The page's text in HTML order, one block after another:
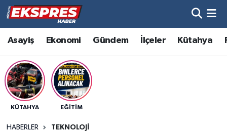
Asayiş Ekonomi Gündem İlçeler Kütahya
KÜTAHYA EĞITIM
HABERLER TEKNOLOJI
Altıntaş
Asayiş
Aslanapa
Hava Durumu
Trafik Durumu
Süper Lig Puan Durumu ve Fikstür